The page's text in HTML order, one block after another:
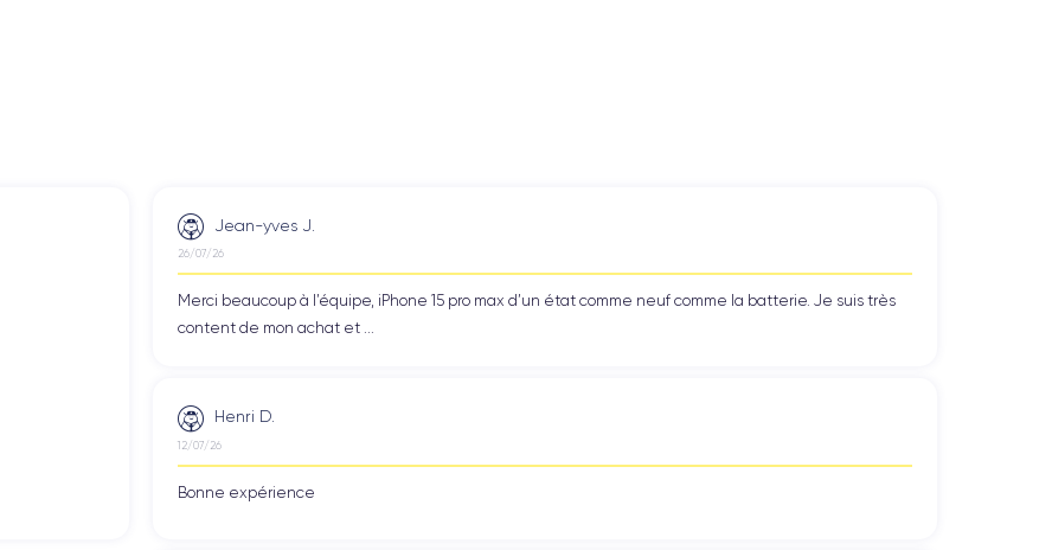
Jean-yves J.
26/07/26
Merci beaucoup à l’équipe, iPhone 15 pro max d’un état comme neuf comme la batterie. Je suis très
content de mon achat et ...
Henri D.
12/07/26
Bonne expérience